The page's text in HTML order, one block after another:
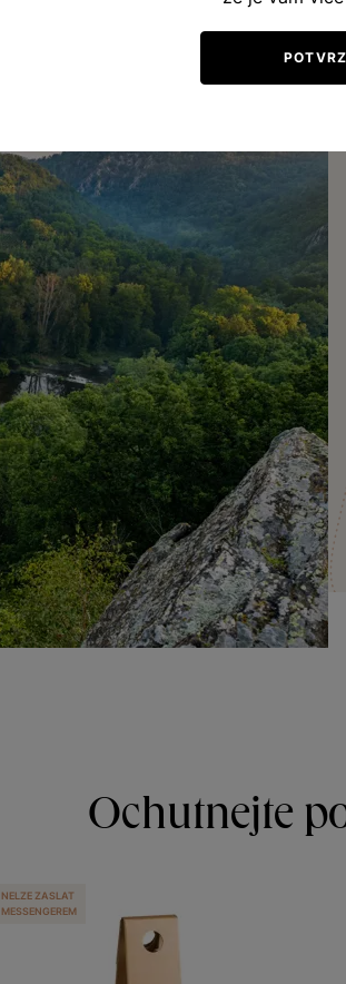
Ochutnejte
NELZE ZASLAT
MESSENGEREM